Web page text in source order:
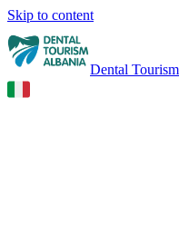
Skip to content
Dental